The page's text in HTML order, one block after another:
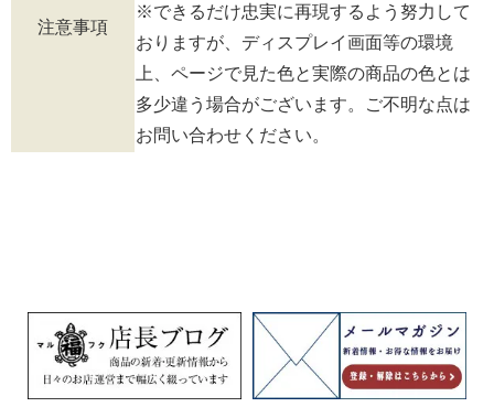
注意事項
※できるだけ忠実に再現するよう努力して
おりますが、ディスプレイ画面等の環境
上、ページで見た色と実際の商品の色とは
多少違う場合がございます。ご不明な点は
お問い合わせください。